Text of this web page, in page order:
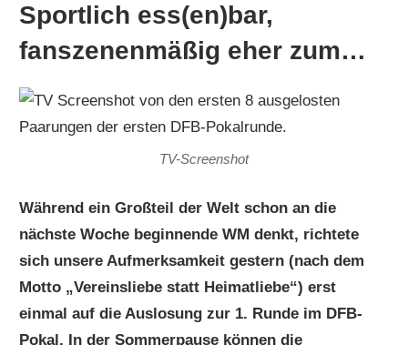
Sportlich ess(en)bar,
fanszenenmäßig eher zum…
TV-Screenshot
Während ein Großteil der Welt schon an die
nächste Woche beginnende WM denkt, richtete
sich unsere Aufmerksamkeit gestern (nach dem
Motto „Vereinsliebe statt Heimatliebe“) erst
einmal auf die Auslosung zur 1. Runde im DFB-
Pokal. In der Sommerpause können die